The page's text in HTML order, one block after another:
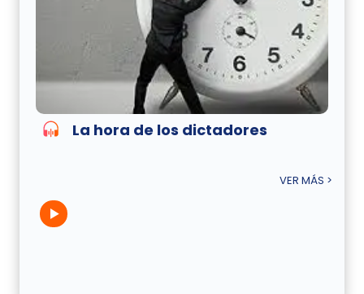
La hora de los dictadores
VER MÁS >